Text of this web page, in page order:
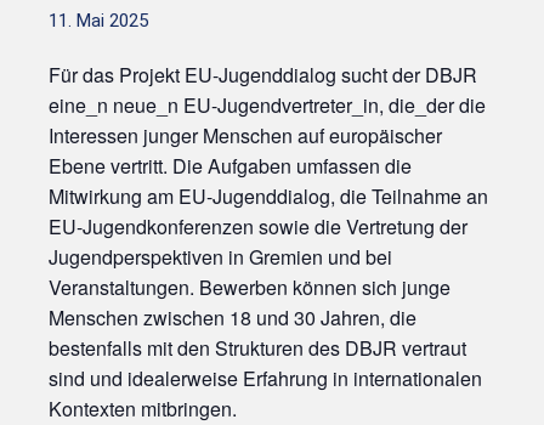
11. Mai 2025
Für das Projekt EU-Jugenddialog sucht der DBJR
eine_n neue_n EU-Jugendvertreter_in, die_der die
Interessen junger Menschen auf europäischer
Ebene vertritt. Die Aufgaben umfassen die
Mitwirkung am EU-Jugenddialog, die Teilnahme an
EU-Jugendkonferenzen sowie die Vertretung der
Jugendperspektiven in Gremien und bei
Veranstaltungen. Bewerben können sich junge
Menschen zwischen 18 und 30 Jahren, die
bestenfalls mit den Strukturen des DBJR vertraut
sind und idealerweise Erfahrung in internationalen
Kontexten mitbringen.